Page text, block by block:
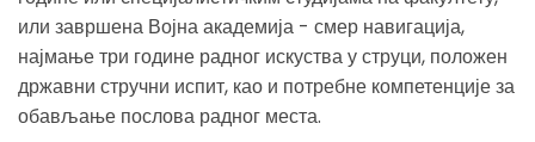
или завршена Војна академија - смер навигација,
најмање три године радног искуства у струци, положен
државни стручни испит, као и потребне компетенције за
обављање послова радног места.